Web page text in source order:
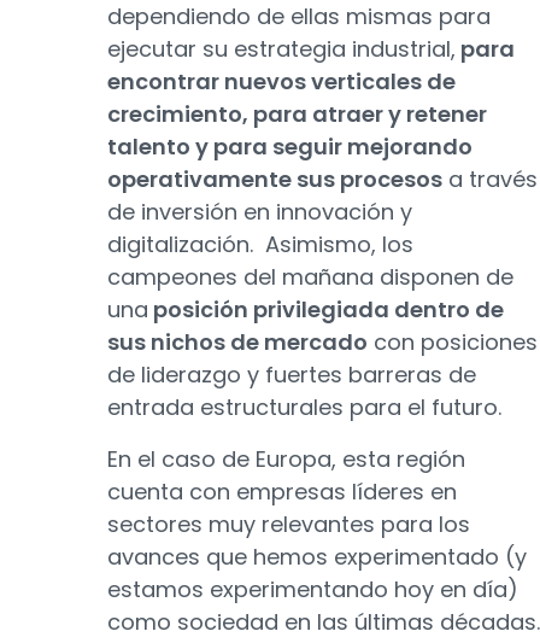
dependiendo de ellas mismas para
ejecutar su estrategia industrial, para
encontrar nuevos verticales de
crecimiento, para atraer y retener
talento y para seguir mejorando
operativamente sus procesos a través
de inversión en innovación y
digitalización. Asimismo, los
campeones del mañana disponen de
una posición privilegiada dentro de
sus nichos de mercado con posiciones
de liderazgo y fuertes barreras de
entrada estructurales para el futuro.
En el caso de Europa, esta región
cuenta con empresas líderes en
sectores muy relevantes para los
avances que hemos experimentado (y
estamos experimentando hoy en día)
como sociedad en las últimas décadas.